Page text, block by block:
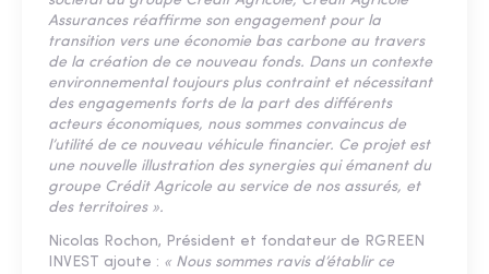
Assurances réaffirme son engagement pour la
transition vers une économie bas carbone au travers
de la création de ce nouveau fonds. Dans un contexte
environnemental toujours plus contraint et nécessitant
des engagements forts de la part des différents
acteurs économiques, nous sommes convaincus de
l’utilité de ce nouveau véhicule financier. Ce projet est
une nouvelle illustration des synergies qui émanent du
groupe Crédit Agricole au service de nos assurés, et
des territoires ».
Nicolas Rochon, Président et fondateur de RGREEN
INVEST ajoute : « Nous sommes ravis d’établir ce